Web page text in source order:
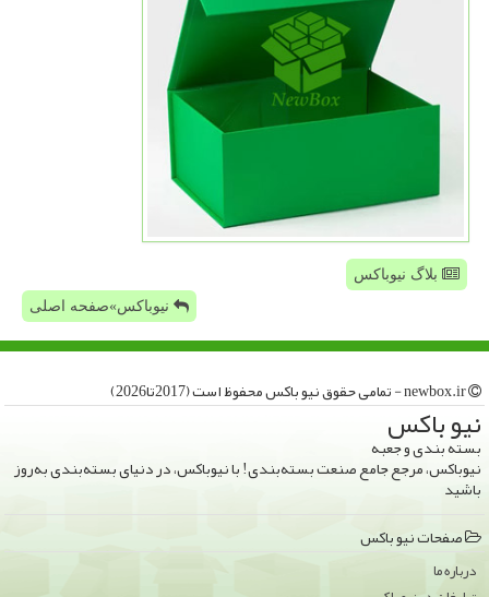
بلاگ نیوباکس
نیوباکس»صفحه اصلی
نیو باكس
بسته بندی و جعبه
نیوباکس، مرجع جامع صنعت بسته‌بندی! با نیوباکس، در دنیای بسته‌بندی به‌روز
باشید
صفحات نیو باكس
درباره ما